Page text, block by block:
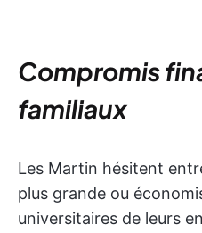
Compromis
familiaux
Les Martin hésitent
plus grande ou
universitaires de leurs